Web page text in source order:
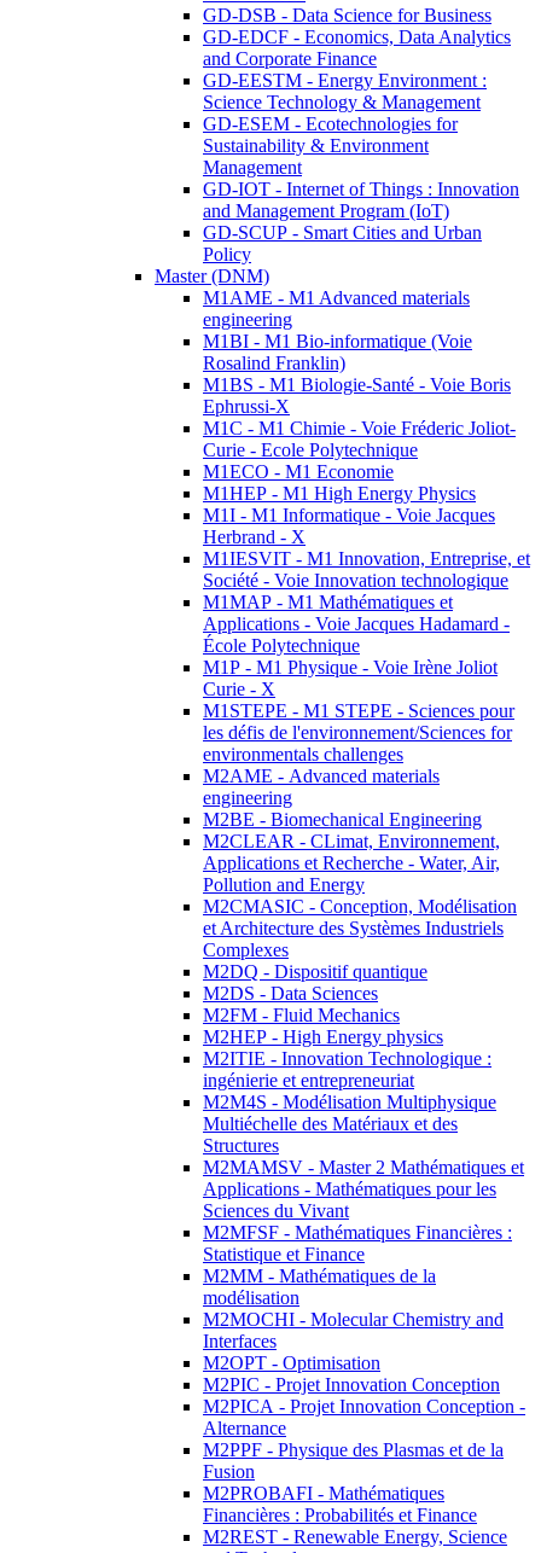
GD-DSB - Data Science for Business
GD-EDCF - Economics, Data Analytics
and Corporate Finance
GD-EESTM - Energy Environment :
Science Technology & Management
GD-ESEM - Ecotechnologies for
Sustainability & Environment
Management
GD-IOT - Internet of Things : Innovation
and Management Program (IoT)
GD-SCUP - Smart Cities and Urban
Policy
Master (DNM)
M1AME - M1 Advanced materials
engineering
M1BI - M1 Bio-informatique (Voie
Rosalind Franklin)
M1BS - M1 Biologie-Santé - Voie Boris
Ephrussi-X
M1C - M1 Chimie - Voie Fréderic Joliot-
Curie - Ecole Polytechnique
M1ECO - M1 Economie
M1HEP - M1 High Energy Physics
M1I - M1 Informatique - Voie Jacques
Herbrand - X
M1IESVIT - M1 Innovation, Entreprise, et
Société - Voie Innovation technologique
M1MAP - M1 Mathématiques et
Applications - Voie Jacques Hadamard -
École Polytechnique
M1P - M1 Physique - Voie Irène Joliot
Curie - X
M1STEPE - M1 STEPE - Sciences pour
les défis de l'environnement/Sciences for
environmentals challenges
M2AME - Advanced materials
engineering
M2BE - Biomechanical Engineering
M2CLEAR - CLimat, Environnement,
Applications et Recherche - Water, Air,
Pollution and Energy
M2CMASIC - Conception, Modélisation
et Architecture des Systèmes Industriels
Complexes
M2DQ - Dispositif quantique
M2DS - Data Sciences
M2FM - Fluid Mechanics
M2HEP - High Energy physics
M2ITIE - Innovation Technologique :
ingénierie et entrepreneuriat
M2M4S - Modélisation Multiphysique
Multiéchelle des Matériaux et des
Structures
M2MAMSV - Master 2 Mathématiques et
Applications - Mathématiques pour les
Sciences du Vivant
M2MFSF - Mathématiques Financières :
Statistique et Finance
M2MM - Mathématiques de la
modélisation
M2MOCHI - Molecular Chemistry and
Interfaces
M2OPT - Optimisation
M2PIC - Projet Innovation Conception
M2PICA - Projet Innovation Conception -
Alternance
M2PPF - Physique des Plasmas et de la
Fusion
M2PROBAFI - Mathématiques
Financières : Probabilités et Finance
M2REST - Renewable Energy, Science